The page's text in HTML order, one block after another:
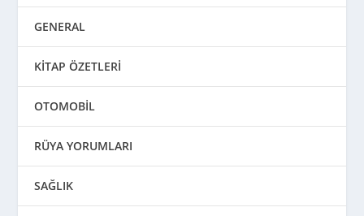
GENERAL
KİTAP ÖZETLERİ
OTOMOBİL
RÜYA YORUMLARI
SAĞLIK